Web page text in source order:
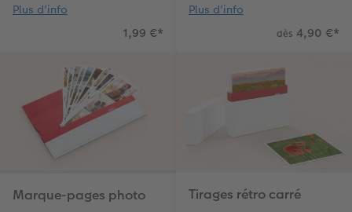
Plus d'info
1,99 €*
Plus d'info
dès 4,90 €*
Marque-pages photo Tirages rétro carré